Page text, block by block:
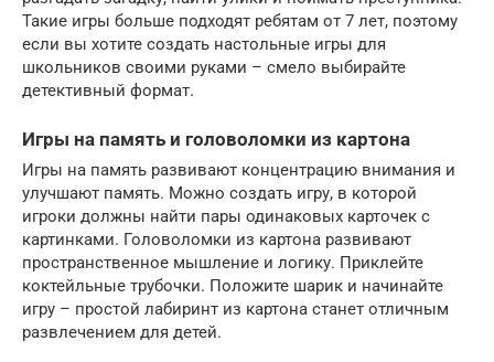
Такие игры больше подходят ребятам от 7 лет, поэтому
если вы хотите создать настольные игры для
школьников своими руками – смело выбирайте
детективный формат.
Игры на память и головоломки из картона
Игры на память развивают концентрацию внимания и
улучшают память. Можно создать игру, в которой
игроки должны найти пары одинаковых карточек с
картинками. Головоломки из картона развивают
пространственное мышление и логику. Приклейте
коктейльные трубочки. Положите шарик и начинайте
игру – простой лабиринт из картона станет отличным
развлечением для детей.